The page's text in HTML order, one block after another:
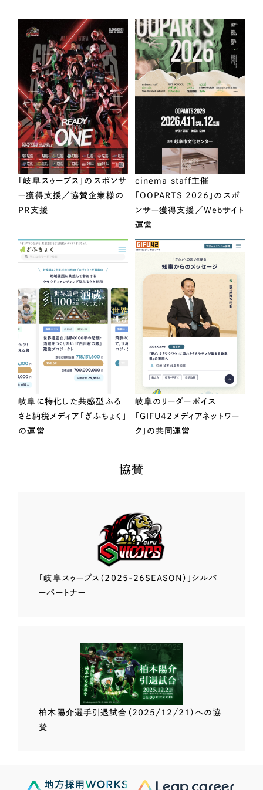
「岐阜スゥープス」のスポンサ
ー獲得支援／協賛企業様の
PR支援
cinema staff主催
「OOPARTS 2026」のスポ
ンサー獲得支援／Webサイト
運営
岐阜に特化した共感型ふる
さと納税メディア「ぎふちょく」
の運営
岐阜のリーダーボイス
「GIFU42メディアネットワー
ク」の共同運営
協賛
「岐阜スゥープス （2025-26SEASON）」 シルバ
ーパートナー
柏木陽介選手引退試合（2025/12/21）への協
賛